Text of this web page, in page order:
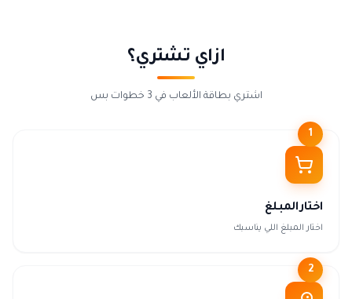
ازاي تشتري؟
اشتري بطاقة الألعاب في 3 خطوات بس
1
اختار المبلغ
اختار المبلغ اللي يناسبك
2